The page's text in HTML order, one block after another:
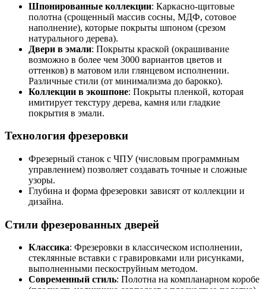
Шпонированные коллекции: Каркасно-щитовые
полотна (срощенный массив сосны, МДФ, сотовое
наполнение), которые покрыты шпоном (срезом
натурального дерева).
Двери в эмали: Покрыты краской (окрашивание
возможно в более чем 3000 вариантов цветов и
оттенков) в матовом или глянцевом исполнении.
Различные стили (от минимализма до барокко).
Коллекции в экошпоне: Покрыты пленкой, которая
имитирует текстуру дерева, камня или гладкие
покрытия в эмали.
Технология фрезеровки
Фрезерный станок с ЧПУ (числовым программным
управлением) позволяет создавать точные и сложные
узоры.
Глубина и форма фрезеровки зависят от коллекции и
дизайна.
Стили фрезерованных дверей
Классика: Фрезеровки в классическом исполнении,
стеклянные вставки с гравировками или рисунками,
выполненными пескоструйным методом.
Современный стиль: Полотна на компланарном коробе